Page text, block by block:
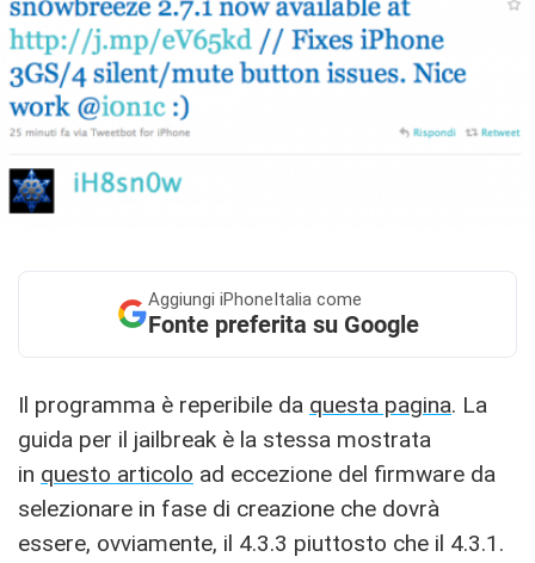
Aggiungi iPhoneItalia come
Fonte preferita su Google
Il programma è reperibile da questa pagina. La
guida per il jailbreak è la stessa mostrata
in questo articolo ad eccezione del firmware da
selezionare in fase di creazione che dovrà
essere, ovviamente, il 4.3.3 piuttosto che il 4.3.1.